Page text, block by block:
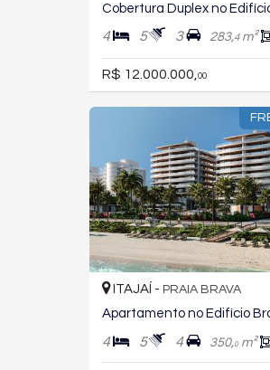
4 5 3 283,4m²
R$ 12.000.000, 00
ITAJAÍ - PRAIA BRAVA
4 5 4 350,0m²